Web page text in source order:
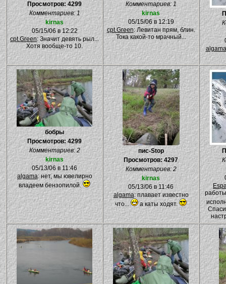
Просмотров: 4299
Комментариев: 1
kirnas
05/15/06 в 12:22
cpt.Green: Значит девять рыл...
Хотя вообще-то 10.
Комментариев: 1
kirnas
05/15/06 в 12:19
cpt.Green: Левитан прям, блин.
Тока какой-то мрачный...
algama
бобры
Просмотров: 4299
Комментариев: 2
kirnas
05/13/06 в 11:46
algama: нет, мы ювелирно
владеем бензопилой.
пис-Stop
Просмотров: 4297
Комментариев: 2
kirnas
05/13/06 в 11:46
algama: плавает известно
что...
а каты ходят.